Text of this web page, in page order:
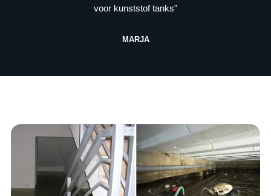
voor kunststof tanks”
MARJA